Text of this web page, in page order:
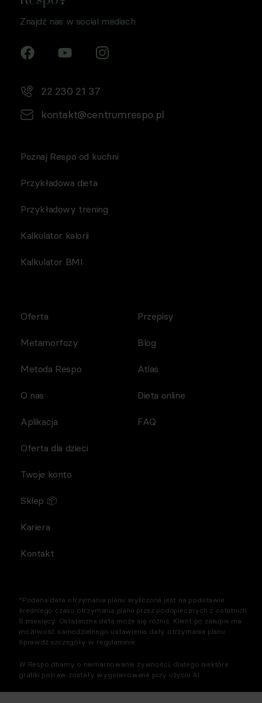
Znajdź nas w social mediach
22 230 21 37
kontakt@centrumrespo.pl
Poznaj Respo od kuchni
Przykładowa dieta
Przykładowy trening
Kalkulator kalorii
Kalkulator BMI
Oferta
Metamorfozy
Metoda Respo
O nas
Aplikacja
Przepisy
Blog
Atlas
Dieta online
FAQ
Oferta dla dzieci
Twoje konto
Sklep 📦
Kariera
Kontakt
*Podana data otrzymania planu wyliczona jest na podstawie
średniego czasu otrzymania planu przez podopiecznych z ostatnich
6 miesięcy. Ostateczna data może się różnić. Klient po zakupie ma
możliwość samodzielnego ustawienia daty otrzymania planu.
Sprawdź szczegóły w regulaminie.
W Respo dbamy o niemarnowanie żywności, dlatego niektóre
grafiki potraw zostały wygenerowane przy użyciu AI.